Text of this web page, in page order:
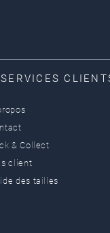
SERVICES
& Collect
client
des tailles